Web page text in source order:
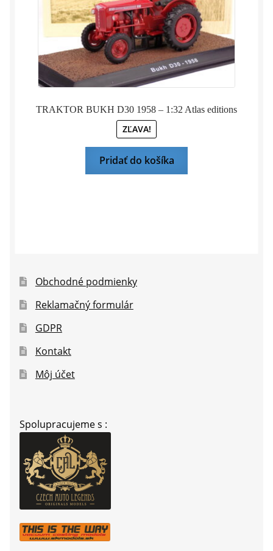
TRAKTOR BUKH D30 1958 – 1:32 Atlas editions
ZĽAVA!
Pridať do košíka
Obchodné podmienky
Reklamačný formulár
GDPR
Kontakt
Môj účet
Spolupracujeme s :